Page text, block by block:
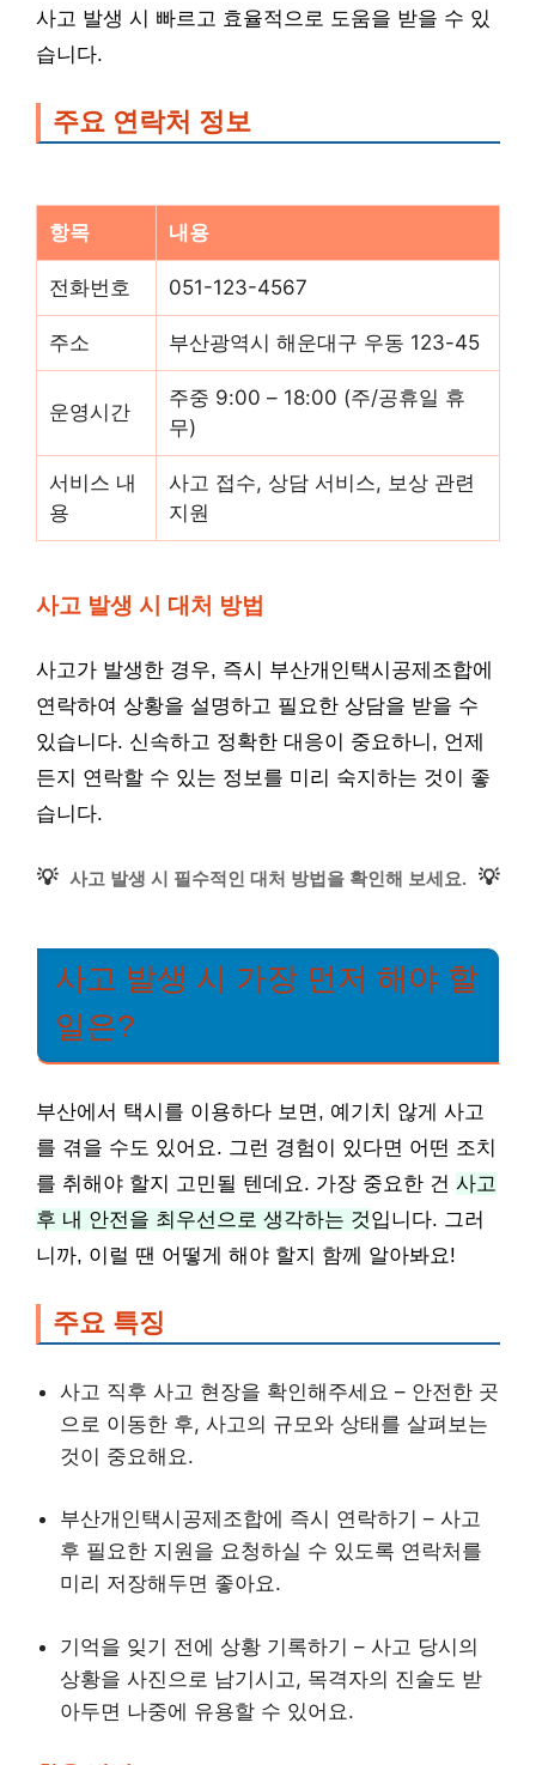
사고 발생 시 빠르고 효율적으로 도움을 받을 수 있
습니다.
주요 연락처 정보
항목 내용
전화번호 051-123-4567
주소 부산광역시 해운대구 우동 123-45
운영시간
주중 9:00 – 18:00 (주/공휴일 휴
무)
서비스 내
용
사고 접수, 상담 서비스, 보상 관련
지원
사고 발생 시 대처 방법
사고가 발생한 경우, 즉시 부산개인택시공제조합에
연락하여 상황을 설명하고 필요한 상담을 받을 수
있습니다. 신속하고 정확한 대응이 중요하니, 언제
든지 연락할 수 있는 정보를 미리 숙지하는 것이 좋
습니다.
💡 사고 발생 시 필수적인 대처 방법을 확인해 보세요. 💡
사고 발생 시 가장 먼저 해야 할
일은?
부산에서 택시를 이용하다 보면, 예기치 않게 사고
를 겪을 수도 있어요. 그런 경험이 있다면 어떤 조치
를 취해야 할지 고민될 텐데요. 가장 중요한 건 사고
후 내 안전을 최우선으로 생각하는 것입니다. 그러
니까, 이럴 땐 어떻게 해야 할지 함께 알아봐요!
주요 특징
사고 직후 사고 현장을 확인해주세요 – 안전한 곳
으로 이동한 후, 사고의 규모와 상태를 살펴보는
것이 중요해요.
부산개인택시공제조합에 즉시 연락하기 – 사고
후 필요한 지원을 요청하실 수 있도록 연락처를
미리 저장해두면 좋아요.
기억을 잊기 전에 상황 기록하기 – 사고 당시의
상황을 사진으로 남기시고, 목격자의 진술도 받
아두면 나중에 유용할 수 있어요.